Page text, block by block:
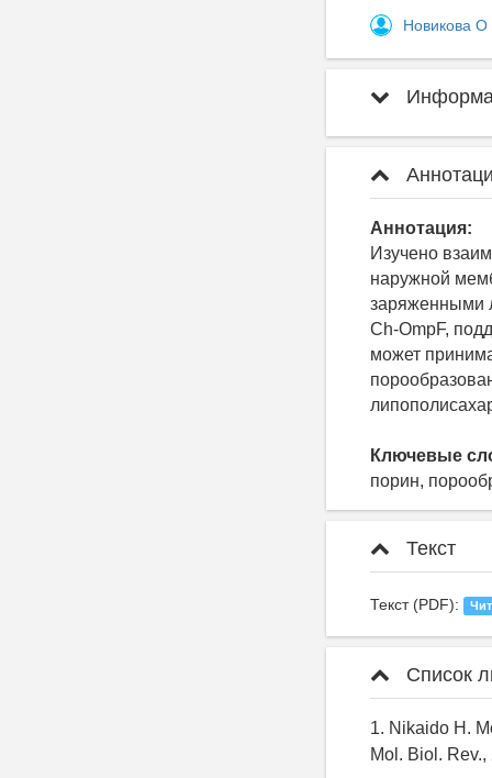
Новикова
Аннотация:
Изучено
наружной
заряженными
Ch-OmpF,
может
Ключевые
порин,
Текст
Текст (PDF):
Список
1. Nikaido H.
Mol. Biol.